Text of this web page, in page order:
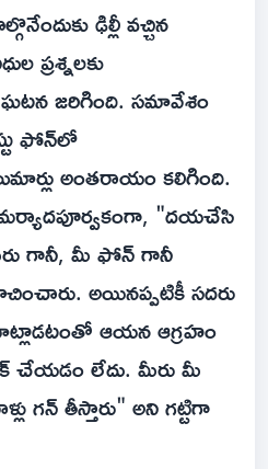
ఢిల్లీ వచ్చిన
ప్రశ్నలకు
జరిగింది. సమావేశం
ఫోన్‌లో
అంతరాయం కలిగింది.
"దయచేసి
గానీ, మీ ఫోన్ గానీ
అయినప్పటికీ సదరు
ఆయన ఆగ్ర‌హం
చేయడం లేదు. మీరు మీ
గన్ తీస్తారు" అని గట్టిగా